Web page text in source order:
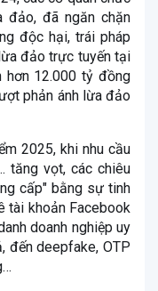
đã ngăn chặn
độc hại, trái pháp
đảo trực tuyến tại
hơn 12.000 tỷ đồng
phản ánh lừa đảo
2025, khi nhu cầu
tăng vọt, các chiêu
cấp" bằng sự tinh
tài khoản Facebook
doanh nghiệp uy
đến deepfake, OTP